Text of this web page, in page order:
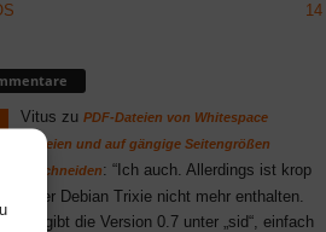
14
Vitus zu PDF-Dateien von Whitespace
befreien und auf gängige Seitengrößen
zuschneiden: “Ich auch. Allerdings ist krop
unter Debian Trixie nicht mehr enthalten.
Es gibt die Version 0.7 unter „sid“, einfach